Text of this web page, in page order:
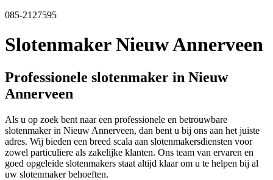
085-2127595
Slotenmaker Nieuw Annerveen
Professionele slotenmaker in Nieuw
Annerveen
Als u op zoek bent naar een professionele en betrouwbare
slotenmaker in Nieuw Annerveen, dan bent u bij ons aan het juiste
adres. Wij bieden een breed scala aan slotenmakersdiensten voor
zowel particuliere als zakelijke klanten. Ons team van ervaren en
goed opgeleide slotenmakers staat altijd klaar om u te helpen bij al
uw slotenmaker behoeften.